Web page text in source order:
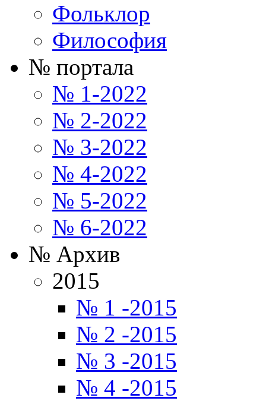
Фольклор
Философия
№ портала
№ 1-2022
№ 2-2022
№ 3-2022
№ 4-2022
№ 5-2022
№ 6-2022
№ Архив
2015
№ 1 -2015
№ 2 -2015
№ 3 -2015
№ 4 -2015